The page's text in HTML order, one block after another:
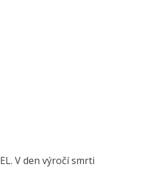
V den výročí smrti